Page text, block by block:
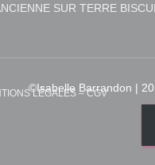
SUR TERRE
LÉGALES – CGV